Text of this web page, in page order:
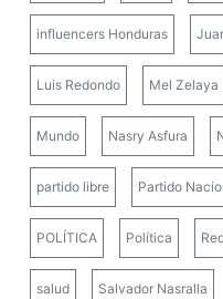
influencers Honduras
Luis Redondo Mel Zelaya
Mundo Nasry Asfura
partido libre Partido
POLÍTICA Política
salud Salvador Nasralla